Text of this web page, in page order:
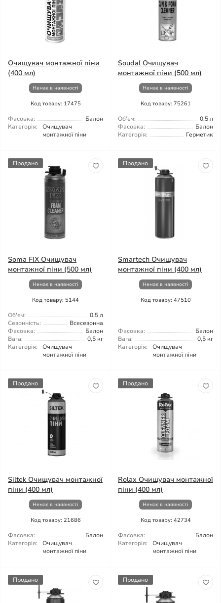
Очищувач монтажної піни
(400 мл)
Немає в наявності
Код товару: 17475
Фасовка:
Балон
Категорія:
Очищувач
монтажної піни
Soudal Очищувач
монтажної піни (500 мл)
Немає в наявності
Код товару: 75261
Об'єм:
0,5 л
Фасовка:
Балон
Категорія:
Герметик
Продано
Soma FIX Очищувач
монтажної піни (500 мл)
Немає в наявності
Код товару: 5144
Об'єм:
0,5 л
Сезонність:
Всесезонна
Фасовка:
Балон
Вага:
0,5 кг
Категорія:
Очищувач
монтажної піни
Продано
Smartech Очищувач
монтажної піни (400 мл)
Немає в наявності
Код товару: 47510
Фасовка:
Балон
Вага:
0,5 кг
Категорія:
Очищувач
монтажної піни
Продано
Siltek Очищувач монтажної
піни (400 мл)
Немає в наявності
Код товару: 21686
Фасовка:
Балон
Категорія:
Очищувач
монтажної піни
Продано
Rolax Очищувач монтажної
піни (400 мл)
Немає в наявності
Код товару: 42734
Фасовка:
Балон
Категорія:
Очищувач
монтажної піни
Продано Продано